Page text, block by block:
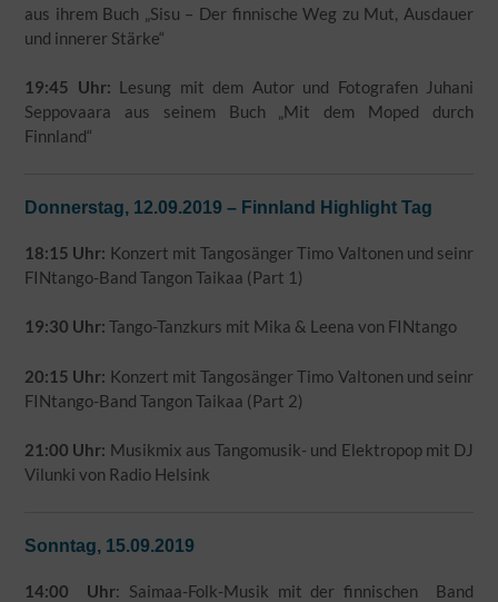
aus ihrem Buch „Sisu – Der finnische Weg zu Mut, Ausdauer
und innerer Stärke“
19:45 Uhr: Lesung mit dem Autor und Fotografen Juhani
Seppovaara aus seinem Buch „Mit dem Moped durch
Finnland“
Donnerstag, 12.09.2019 – Finnland Highlight Tag
18:15 Uhr: Konzert mit Tangosänger Timo Valtonen und seinr
FINtango-Band Tangon Taikaa (Part 1)
19:30 Uhr: Tango-Tanzkurs mit Mika & Leena von FINtango
20:15 Uhr: Konzert mit Tangosänger Timo Valtonen und seinr
FINtango-Band Tangon Taikaa (Part 2)
21:00 Uhr: Musikmix aus Tangomusik- und Elektropop mit DJ
Vilunki von Radio Helsink
Sonntag, 15.09.2019
14:00 Uhr: Saimaa-Folk-Musik mit der finnischen Band